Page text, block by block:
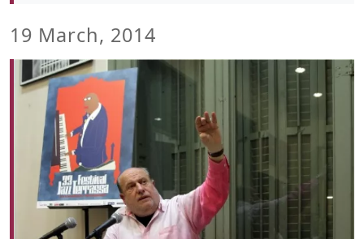
19 March, 2014